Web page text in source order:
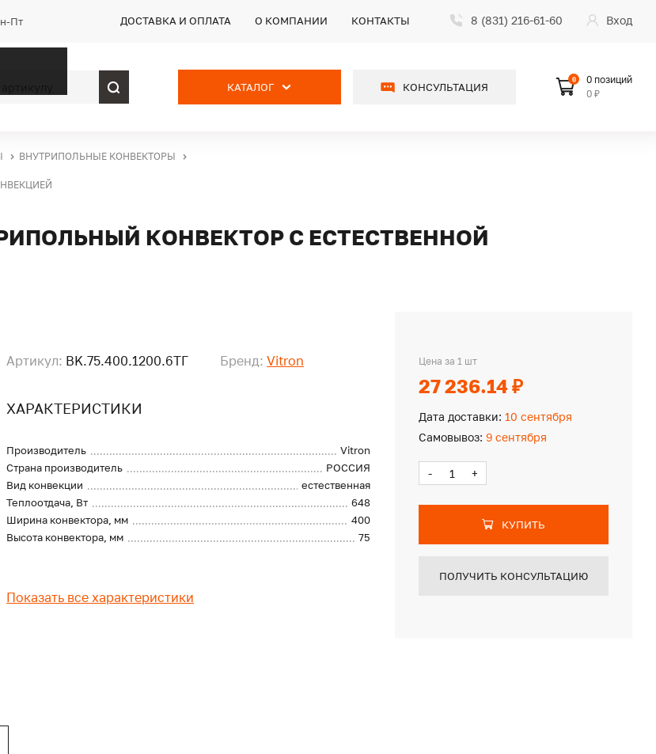
Пт ДОСТАВКА И ОПЛАТА О КОМПАНИИ КОНТАКТЫ 8 (831) 216-61-60 Вход
КАТАЛОГ КОНСУЛЬТАЦИЯ
0
0 позиций
0 ₽
ВНУТРИПОЛЬНЫЕ КОНВЕКТОРЫ
КОНВЕКТОР С ЕСТЕСТВЕННОЙ
Артикул: BK.75.400.1200.6ТГ Бренд: Vitron
ХАРАКТЕРИСТИКИ
Производитель
Vitron
Страна производитель
РОССИЯ
Вид конвекции
естественная
Теплоотдача, Вт
648
Ширина конвектора, мм
400
Высота конвектора, мм
75
Показать все характеристики
Цена за 1 шт
27 236.14 ₽
Дата доставки: 10 сентября
Самовывоз: 9 сентября
- +
КУПИТЬ
ПОЛУЧИТЬ КОНСУЛЬТАЦИЮ